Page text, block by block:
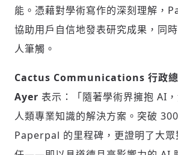
能。憑藉對學術寫作的深刻理解，
協助用戶自信地發表研究成果，同
人筆觸。
Cactus Communications 行政
Ayer 表示：「隨著學術界擁抱 AI
人類專業知識的解決方案。突破
Paperpal 的里程碑，更證明了大眾